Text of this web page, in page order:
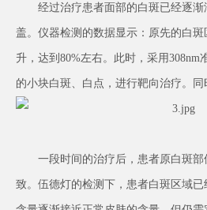
经过治疗患者面部的白斑已经逐渐
盖。仪器检测的数据显示：原先的白
升，达到80%左右。此时，采用308nm
的小块白斑、白点，进行靶向治疗。同
一段时间的治疗后，患者原白斑部
致。伍德灯的检测下，患者白斑区域